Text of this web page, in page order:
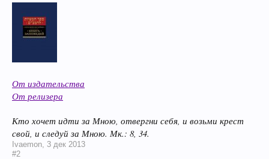
От издательства
От релизера
Кто хочет идти за Мною, отвергни себя, и возьми крест
свой, и следуй за Мною. Мк.: 8, 34.
Ivaemon, 3 дек 2013
#2